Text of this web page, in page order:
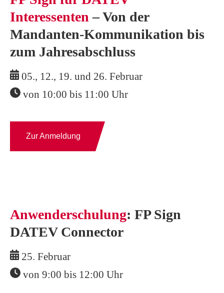
Interessenten– Von der
Mandanten-Kommunikation bis
zum Jahresabschluss
05., 12., 19. und 26. Februar
von 10:00 bis 11:00 Uhr
Zur Anmeldung
Anwenderschulung: FP Sign
DATEV Connector
25. Februar
von 9:00 bis 12:00 Uhr